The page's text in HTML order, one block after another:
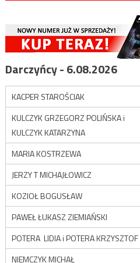
Darczyńcy - 6.08.2026
KACPER STAROŚCIAK
KULCZYK GRZEGORZ POLIŃSKA i
KULCZYK KATARZYNA
MARIA KOSTRZEWA
JERZY T MICHAJŁOWICZ
KOZIOŁ BOGUSŁAW
PAWEŁ ŁUKASZ ZIEMIAŃSKI
POTERA LIDIA i POTERA KRZYSZTOF
NIEMCZYK MICHAŁ